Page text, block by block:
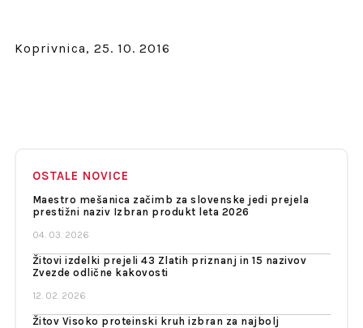
Koprivnica, 25. 10. 2016
OSTALE NOVICE
Maestro mešanica začimb za slovenske jedi prejela
prestižni naziv Izbran produkt leta 2026
04. 03. 2026
Žitovi izdelki prejeli 43 Zlatih priznanj in 15 nazivov
Zvezde odlične kakovosti
12. 02. 2026
Žitov Visoko proteinski kruh izbran za najbolj